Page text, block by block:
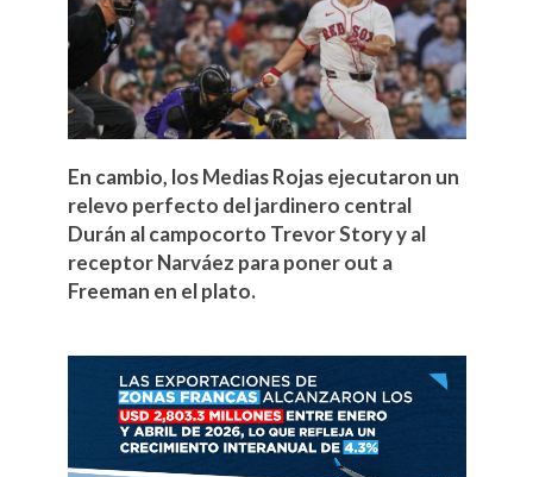
En cambio, los Medias Rojas ejecutaron un
relevo perfecto del jardinero central
Durán al campocorto Trevor Story y al
receptor Narváez para poner out a
Freeman en el plato.